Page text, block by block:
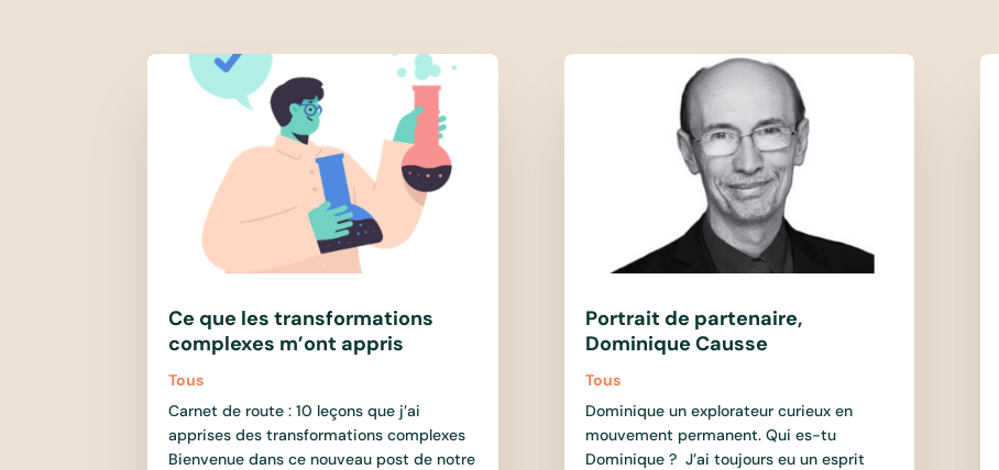
Ce que les transformations
complexes m’ont appris
Tous
Carnet de route : 10 leçons que j’ai
apprises des transformations complexes
Bienvenue dans ce nouveau post de notre
Portrait de partenaire,
Dominique Causse
Tous
Dominique un explorateur curieux en
mouvement permanent. Qui es-tu
Dominique ? J’ai toujours eu un esprit